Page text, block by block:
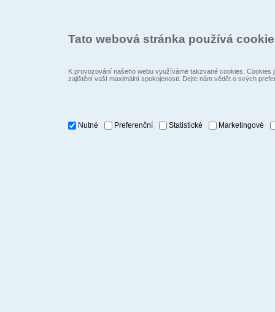
Tato webová stránka používá
K provozování našeho webu využíváme takzvané cookies.
zajištění vaší maximální spokojenosti. Dejte nám vědět o svých
Nutné Preferenční Statistické Marketingové